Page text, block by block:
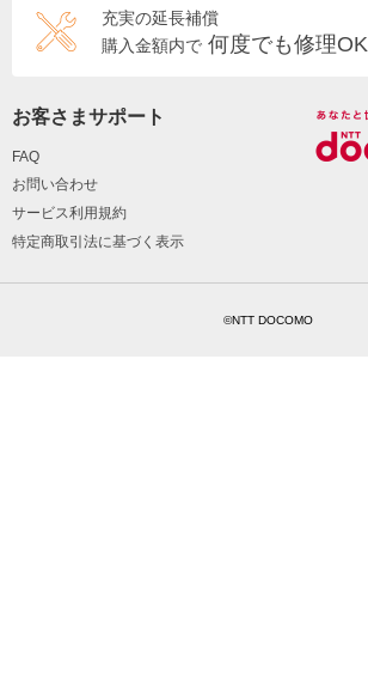
充実の延長補償
購入金額内で 何度でも修理OK
お客さまサポート
FAQ
お問い合わせ
サービス利用規約
特定商取引法に基づく表示
©NTT DOCOMO